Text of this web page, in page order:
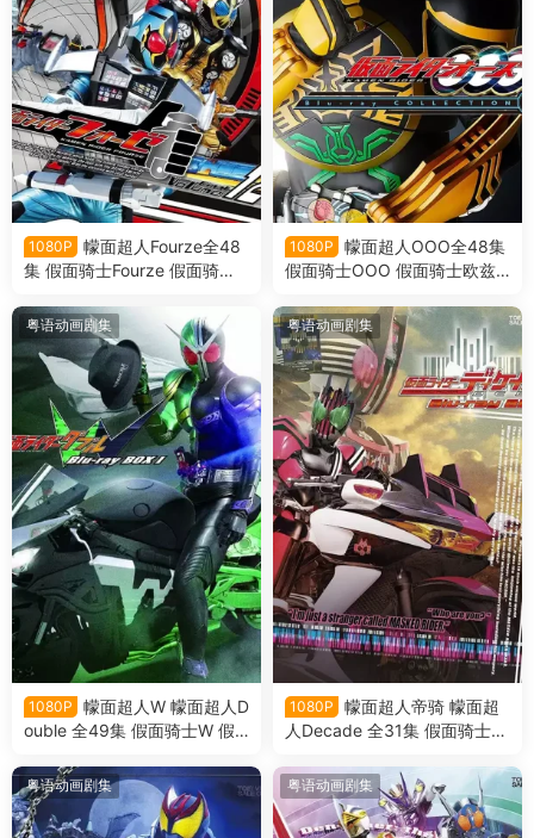
1080P
幪面超人Fourze全48
集 假面骑士Fourze 假面骑士
1080P
幪面超人OOO全48集
假面骑士OOO 假面骑士欧兹
粤语动画剧集
1080P
幪面超人W 幪面超人D
ouble 全49集 假面骑士W 假
粤语版
粤语动画剧集
1080P
幪面超人帝骑 幪面超
人Decade 全31集 假面骑士帝
粤语动画剧集 粤语动画剧集